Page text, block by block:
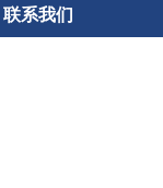
联系我们